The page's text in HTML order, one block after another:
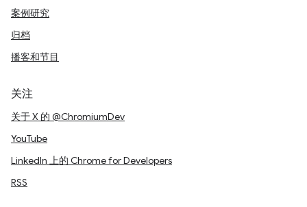
案例研究
归档
播客和节目
关注
关于 X 的 @ChromiumDev
YouTube
LinkedIn 上的 Chrome for Developers
RSS